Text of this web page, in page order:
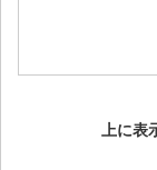
上に